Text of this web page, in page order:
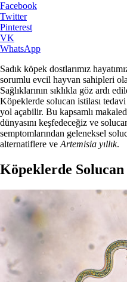
Facebook
Twitter
Pinterest
VK
WhatsApp
Sadık köpek dostlarımız
sorumlu evcil hayvan sahipleri
Sağlıklarının sıklıkla göz ardı
Köpeklerde solucan istilası
yol açabilir. Bu kapsamlı
dünyasını keşfedeceğiz ve
semptomlarından geleneksel
alternatiflere ve Artemisia yıllık.
Köpeklerde Solucan